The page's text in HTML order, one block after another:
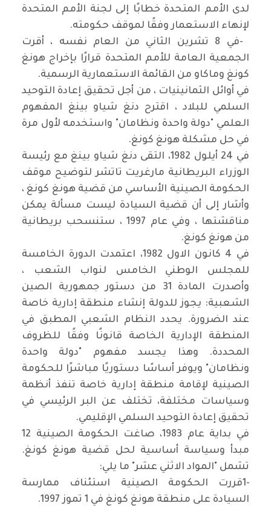
لدى الأمم المتحدة خطابًا إلى لجنة الأمم المتحدة
لإنهاء الاستعمار وفقًا لموقف حكومته.
-
في 8 تشرين الثاني من العام نفسه ، أقرت
الجمعية العامة للأمم المتحدة قرارًا بإخراج هونغ
كونغ وماكاو من القائمة الاستعمارية الرسمية.
في أوائل الثمانينيات ، من أجل تحقيق إعادة التوحيد
السلمي للبلاد ، اقترح دنغ شياو بينغ المفهوم
العلمي "دولة واحدة ونظامان" واستخدمه لأول مرة
في حل مشكلة هونغ كونغ.
في 24 أيلول 1982، التقى دنغ شياو بينغ مع رئيسة
الوزراء البريطانية مارغريت تاتشر لتوضيح موقف
الحكومة الصينية الأساسي من قضية هونغ كونغ ،
وأشار إلى أن قضية السيادة ليست مسألة يمكن
مناقشتها ، وفي عام 1997 ، ستنسحب بريطانية
من هونغ كونغ.
في 4 كانون الاول 1982، اعتمدت الدورة الخامسة
للمجلس الوطني الخامس لنواب الشعب ،
وأصدرت المادة 31 من دستور جمهورية الصين
الشعبية: يجوز للدولة إنشاء منطقة إدارية خاصة
عند الضرورة. يحدد النظام الشعبي المطبق في
المنطقة الإدارية الخاصة قانونًا وفقًا للظروف
المحددة. وهذا يجسد مفهوم "دولة واحدة
ونظامان" ويوفر أساسًا دستوريًا مباشرًا للحكومة
الصينية لإقامة منطقة إدارية خاصة تنفذ أنظمة
وسياسات مختلفة، تختلف عن البر الرئيسي في
تحقيق إعادة التوحيد السلمي الإقليمي.
في بداية عام 1983، صاغت الحكومة الصينية 12
مبدأ وسياسة أساسية لحل قضية هونغ كونغ.
تشمل "المواد الاثني عشر" ما يلي:
1- قررت الحكومة الصينية استئناف ممارسة
السيادة على منطقة هونغ كونغ في 1 تموز 1997
.